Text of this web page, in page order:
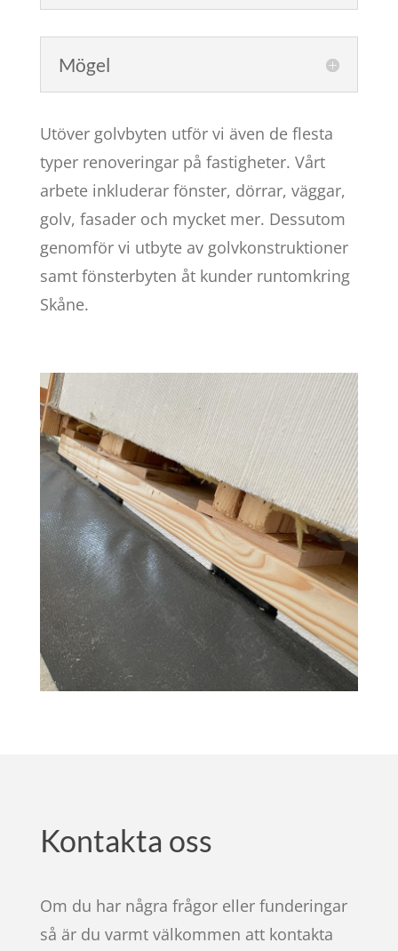
Mögel
Utöver golvbyten utför vi även de flesta
typer renoveringar på fastigheter. Vårt
arbete inkluderar fönster, dörrar, väggar,
golv, fasader och mycket mer. Dessutom
genomför vi utbyte av golvkonstruktioner
samt fönsterbyten åt kunder runtomkring
Skåne.
Kontakta oss
Om du har några frågor eller funderingar
så är du varmt välkommen att kontakta